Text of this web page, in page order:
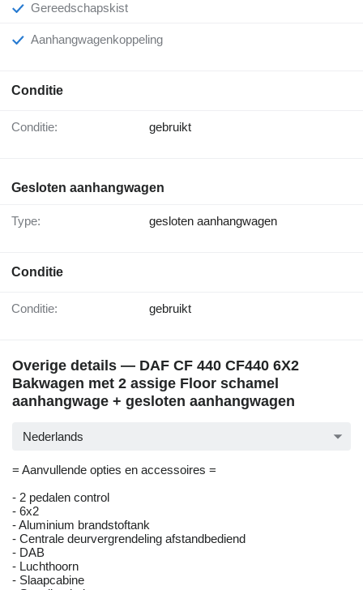
Gereedschapskist
Aanhangwagenkoppeling
Conditie
Conditie: gebruikt
Gesloten aanhangwagen
Type: gesloten aanhangwagen
Conditie
Conditie: gebruikt
Overige details — DAF CF 440 CF440 6X2
Bakwagen met 2 assige Floor schamel
aanhangwage + gesloten aanhangwagen
Nederlands
= Aanvullende opties en accessoires =
- 2 pedalen control
- 6x2
- Aluminium brandstoftank
- Centrale deurvergrendeling afstandbediend
- DAB
- Luchthoorn
- Slaapcabine